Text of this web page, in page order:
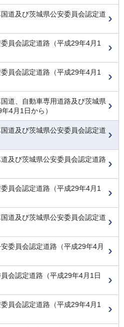
道及び茨城県公安委員会認定道
員会認定道路（平成29年4月1
員会認定道路（平成29年4月1
道、自動車専用道路及び茨城県
4月1日から）
道及び茨城県公安委員会認定道
及び茨城県公安委員会認定道路
員会認定道路（平成29年4月1
道及び茨城県公安委員会認定道
委員会認定道路（平成29年4月
会認定道路（平成29年4月1日
員会認定道路（平成29年4月1